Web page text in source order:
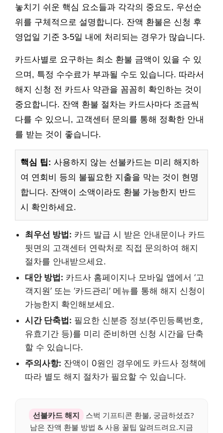
놓치기 쉬운 핵심 요소들과 각각의 중요도, 우선순
위를 구체적으로 설명합니다. 잔액 환불은 신청 후
영업일 기준 3-5일 내에 처리되는 경우가 많습니다.
카드사별로 요구하는 최소 환불 금액이 있을 수 있
으며, 특정 수수료가 부과될 수도 있습니다. 따라서
해지 신청 전 카드사 약관을 꼼꼼히 확인하는 것이
중요합니다. 잔액 환불 절차는 카드사마다 조금씩
다를 수 있으니, 고객센터 문의를 통해 정확한 안내
를 받는 것이 좋습니다.
핵심 팁: 사용하지 않는 선불카드는 미리 해지하
여 연회비 등의 불필요한 지출을 막는 것이 현명
합니다. 잔액이 소액이라도 환불 가능한지 반드
시 확인하세요.
최우선 방법: 카드 발급 시 받은 안내문이나 카드
뒷면의 고객센터 연락처로 직접 문의하여 해지
절차를 안내받으세요.
대안 방법: 카드사 홈페이지나 모바일 앱에서 ‘고
객지원’ 또는 ‘카드관리’ 메뉴를 통해 해지 신청이
가능한지 확인해보세요.
시간 단축법: 필요한 신분증 정보(주민등록번호,
유효기간 등)를 미리 준비하면 신청 시간을 단축
할 수 있습니다.
주의사항: 잔액이 0원인 경우에도 카드사 정책에
따라 별도 해지 절차가 필요할 수 있습니다.
선불카드 해지
스벅 기프티콘 환불, 궁금하셨죠?
남은 잔액 환불 방법 & 사용 꿀팁 알려드려요.지금